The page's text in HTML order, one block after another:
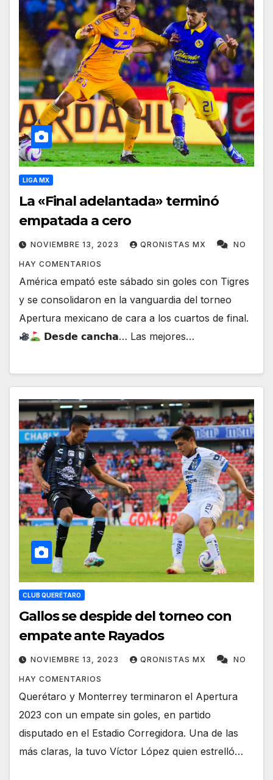
LIGA MX
La «Final adelantada» terminó
empatada a cero
NOVIEMBRE 13, 2023 QRONISTAS MX NO
HAY COMENTARIOS
América empató este sábado sin goles con Tigres
y se consolidaron en la vanguardia del torneo
Apertura mexicano de cara a los cuartos de final.
𝗗𝗲𝘀𝗱𝗲 𝗰𝗮𝗻𝗰𝗵𝗮… Las mejores…
CLUB QUERÉTARO
Gallos se despide del torneo con
empate ante Rayados
NOVIEMBRE 13, 2023 QRONISTAS MX NO
HAY COMENTARIOS
Querétaro y Monterrey terminaron el Apertura
2023 con un empate sin goles, en partido
disputado en el Estadio Corregidora. Una de las
más claras, la tuvo Víctor López quien estrelló…